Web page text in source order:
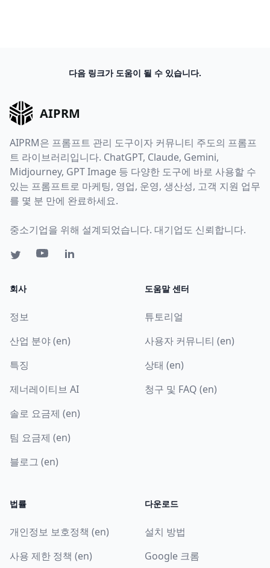
다음 링크가 도움이 될 수 있습니다.
AIPRM
AIPRM은 프롬프트 관리 도구이자 커뮤니티 주도의 프롬프
트 라이브러리입니다. ChatGPT, Claude, Gemini,
Midjourney, GPT Image 등 다양한 도구에 바로 사용할 수
있는 프롬프트로 마케팅, 영업, 운영, 생산성, 고객 지원 업무
를 몇 분 만에 완료하세요.
중소기업을 위해 설계되었습니다. 대기업도 신뢰합니다.
회사
정보
산업 분야 (en)
특징
제너레이티브 AI
솔로 요금제 (en)
팀 요금제 (en)
블로그 (en)
도움말 센터
튜토리얼
사용자 커뮤니티 (en)
상태 (en)
청구 및 FAQ (en)
법률
개인정보 보호정책 (en)
사용 제한 정책 (en)
다운로드
설치 방법
Google 크롬